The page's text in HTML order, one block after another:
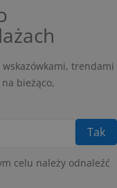
trendami
bieżąco,
celu należy odnaleźć